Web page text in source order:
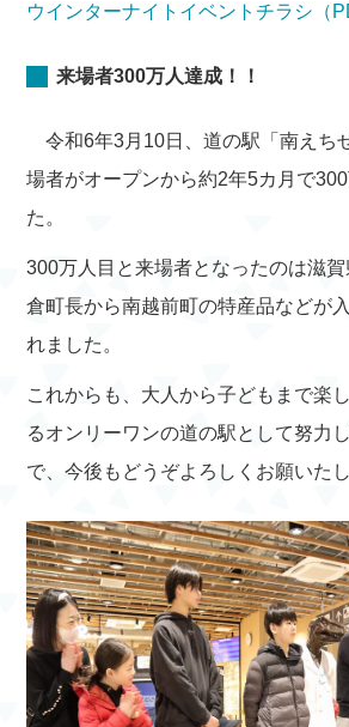
ウインターナイトイベントチラシ（
来場者300万人達成！！
令和6年3月10日、道の駅「南えち
場者がオープンから約2年5カ月で
た。
300万人目と来場者となったのは滋
倉町長から南越前町の特産品などが
れました。
これからも、大人から子どもまで楽
るオンリーワンの道の駅として努力
で、今後もどうぞよろしくお願いたし